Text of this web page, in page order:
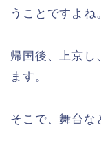
うことですよね
帰国後、上京し
ます。
そこで、舞台な